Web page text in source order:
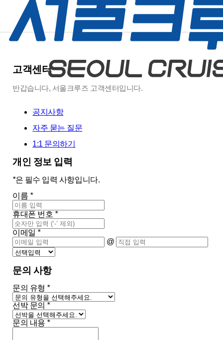
고객센터
반갑습니다, 서울크루즈 고객센터입니다.
공지사항
자주 묻는 질문
1:1 문의하기
개인 정보 입력
*은 필수 입력 사항입니다.
이름 *
휴대폰 번호 *
이메일 *
@
문의 사항
문의 유형 *
선박 문의 *
문의 내용 *